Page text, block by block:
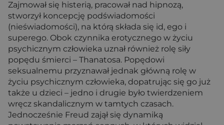
Zajmował się histerią, pracował nad hipnozą,
stworzył koncepcję podświadomości
(nieświadomości), na którą składa się id, ego i
superego. Obok czynnika erotycznego w życiu
psychicznym człowieka uznał również rolę siły
popędu śmierci – Thanatosa. Popędowi
seksualnemu przyznawał jednak główną rolę w
życiu psychicznym człowieka, dopatrując się go już
także u dzieci – jedno i drugie było twierdzeniem
wręcz skandalicznym w tamtych czasach.
Jednocześnie Freud zajął się dynamiką